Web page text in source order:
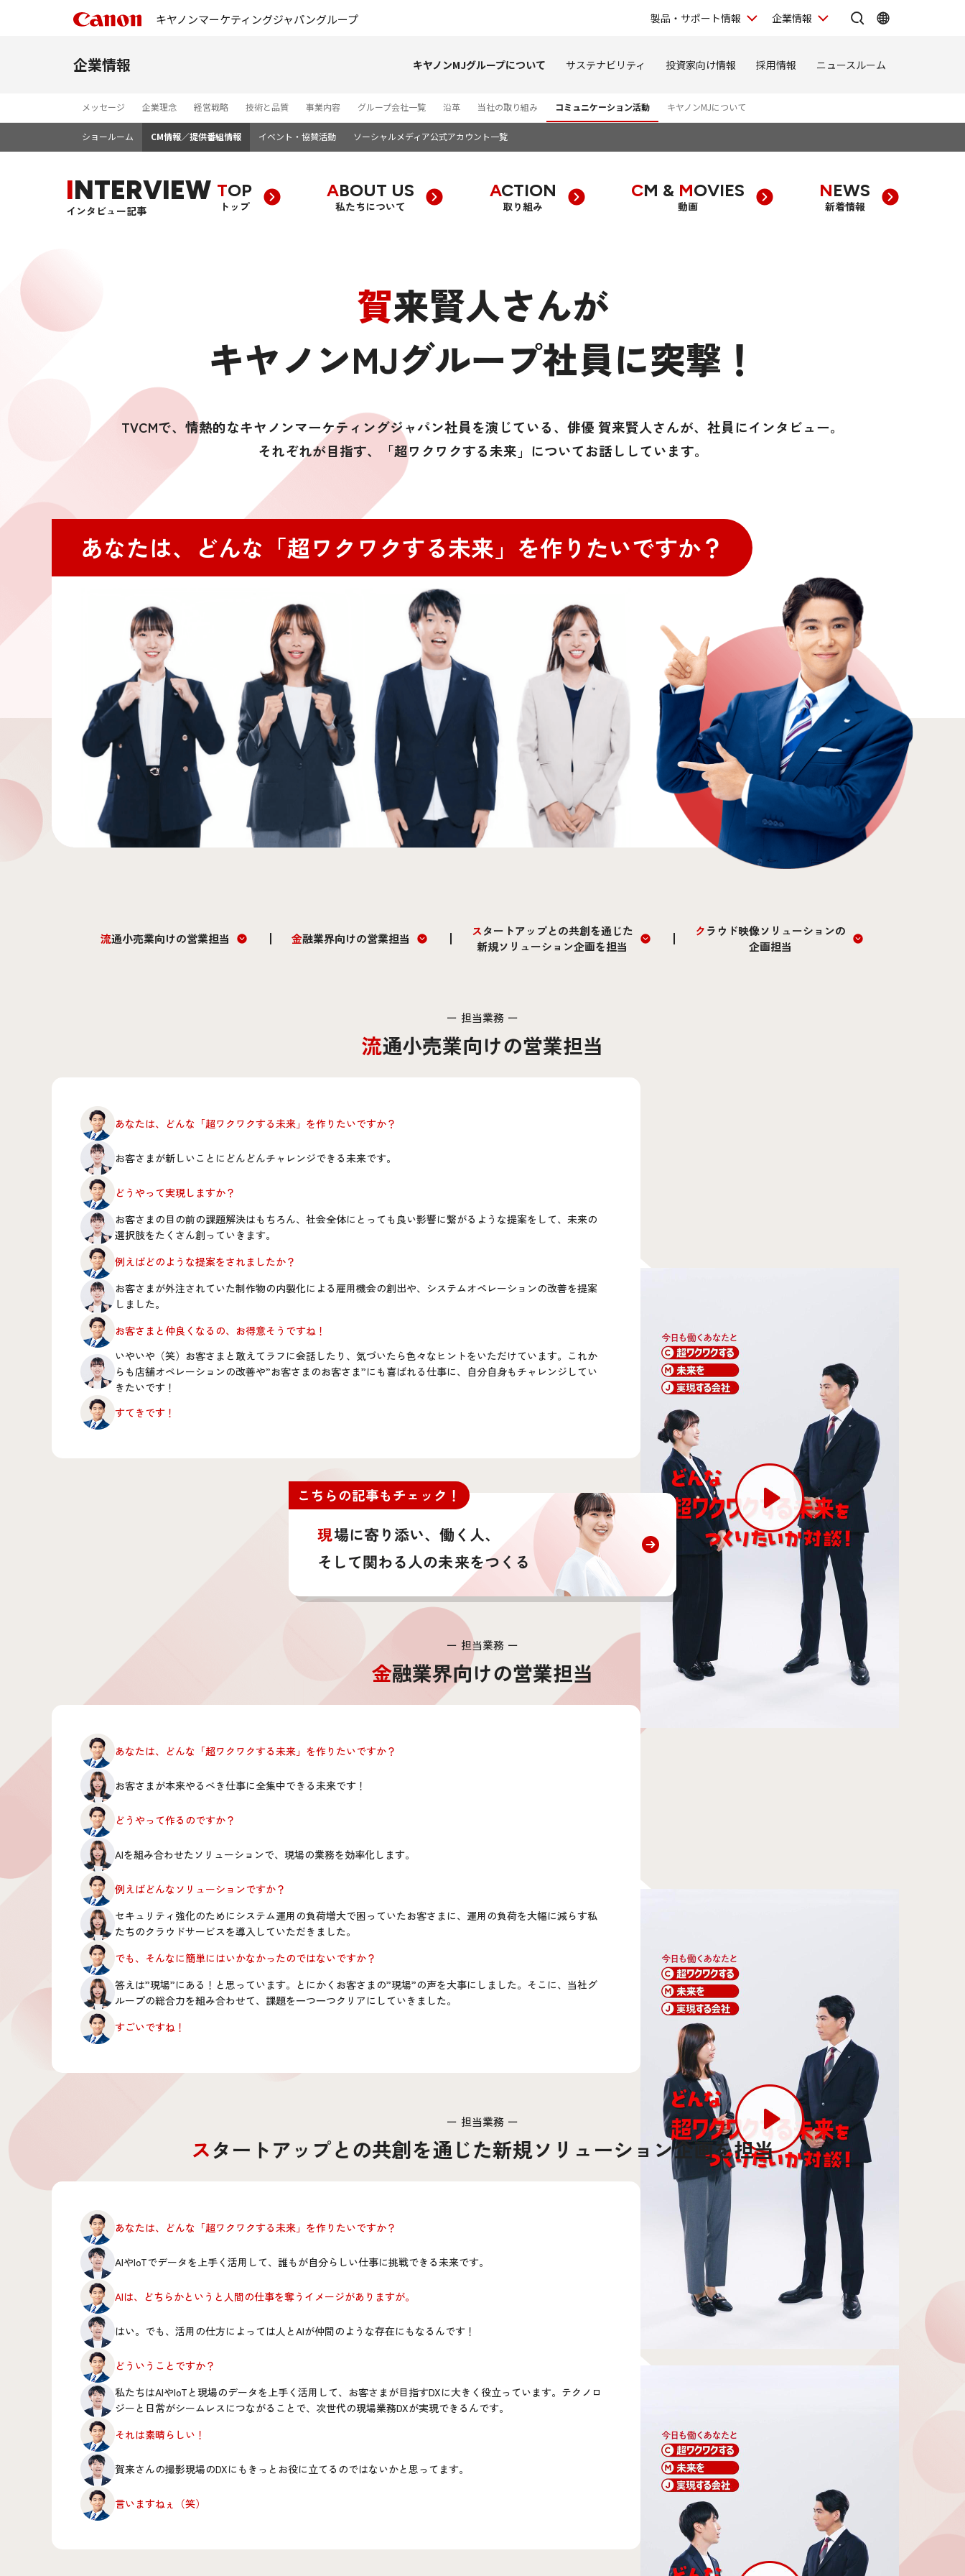
キヤノンマーケティングジャパングループ 製品・サポート情報 企業情報
企業情報 キヤノンMJグループについて サステナビリティ 投資家向け情報 採用情報 ニュースルーム
メッセージ 企業理念 経営戦略 技術と品質 事業内容 グループ会社一覧 沿革 当社の取り組み コミュニケーション活動 キヤノンMJについて
ショールーム CM情報／提供番組情報 イベント・協賛活動 ソーシャルメディア公式アカウント一覧
INTERVIEW
インタビュー記事
TOP
トップ
ABOUT US
私たちについて
ACTION
取り組み
CM & MOVIES
動画
NEWS
新着情報
賀来賢人さんが
キヤノンMJグループ社員に突撃！
TVCMで、情熱的なキヤノンマーケティングジャパン社員を演じている、俳優 賀来賢人さんが、社員にインタビュー。
それぞれが目指す、「超ワクワクする未来」についてお話ししています。
あなたは、どんな「超ワクワクする未来」 を作りたいですか？
流通小売業向けの営業担当 金融業界向けの営業担当
スタートアップとの共創を通じた
新規ソリューション企画を担当
クラウド映像ソリューションの
企画担当
担当業務
流通小売業向けの営業担当
あなたは、どんな「超ワクワクする未来」を作りたいですか？
お客さまが新しいことにどんどんチャレンジできる未来です。
どうやって実現しますか？
お客さまの目の前の課題解決はもちろん、社会全体にとっても良い影響に繋がるような提案をして、未来の
選択肢をたくさん創っていきます。
例えばどのような提案をされましたか？
お客さまが外注されていた制作物の内製化による雇用機会の創出や、システムオペレーションの改善を提案
しました。
お客さまと仲良くなるの、お得意そうですね！
いやいや（笑）お客さまと敢えてラフに会話したり、気づいたら色々なヒントをいただけています。これか
らも店舗オペレーションの改善や”お客さまのお客さま”にも喜ばれる仕事に、自分自身もチャレンジしてい
きたいです！
すてきです！
こちらの記事もチェック！
担当業務
金融業界向けの営業担当
あなたは、どんな「超ワクワクする未来」を作りたいですか？
お客さまが本来やるべき仕事に全集中できる未来です！
どうやって作るのですか？
AIを組み合わせたソリューションで、現場の業務を効率化します。
例えばどんなソリューションですか？
セキュリティ強化のためにシステム運用の負荷増大で困っていたお客さまに、運用の負荷を大幅に減らす私
たちのクラウドサービスを導入していただきました。
でも、そんなに簡単にはいかなかったのではないですか？
答えは”現場”にある！と思っています。とにかくお客さまの”現場”の声を大事にしました。そこに、当社グ
ループの総合力を組み合わせて、課題を一つ一つクリアにしていきました。
すごいですね！
担当業務
スタートアップとの共創を通じた新規ソリューション企画を担当
あなたは、どんな「超ワクワクする未来」を作りたいですか？
AIやIoTでデータを上手く活用して、誰もが自分らしい仕事に挑戦できる未来です。
AIは、どちらかというと人間の仕事を奪うイメージがありますが。
はい。でも、活用の仕方によっては人とAIが仲間のような存在にもなるんです！
どういうことですか？
私たちはAIやIoTと現場のデータを上手く活用して、お客さまが目指すDXに大きく役立っています。テクノロ
ジーと日常がシームレスにつながることで、次世代の現場業務DXが実現できるんです。
それは素晴らしい！
賀来さんの撮影現場のDXにもきっとお役に立てるのではないかと思ってます。
言いますねぇ（笑）